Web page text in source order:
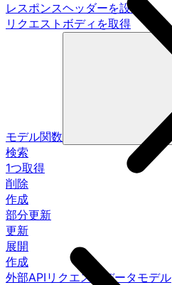
レスポンスヘッダーを設定
リクエストボディを取得
モデル関数
検索
1つ取得
削除
作成
部分更新
更新
展開
作成
外部APIリクエストデータモデル